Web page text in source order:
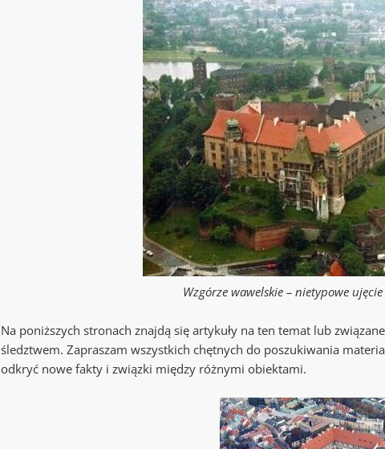
Wzgórze wawelskie – nietypowe
Na poniższych stronach znajdą się artykuły na ten temat lub
śledztwem. Zapraszam wszystkich chętnych do poszukiwania
odkryć nowe fakty i związki między różnymi obiektami.